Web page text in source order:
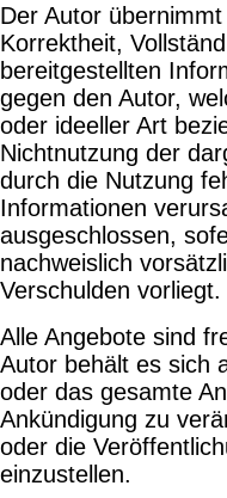
Der Autor
Korrektheit,
bereitgestellten
gegen den Autor,
oder ideeller Art
Nichtnutzung der
durch die Nutzung
Informationen
ausgeschlossen,
nachweislich
Verschulden vorliegt.
Alle Angebote sind
Autor behält es sich
oder das gesamte
Ankündigung zu
oder die
einzustellen.